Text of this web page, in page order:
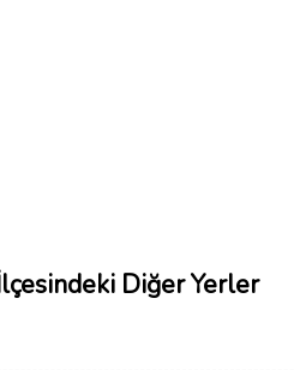
Diğer Yerler